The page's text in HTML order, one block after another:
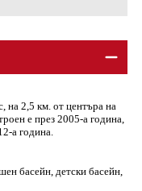
на 2,5 км. от центъра на
е през 2005-а година,
а година.
басейн, детски басейн,